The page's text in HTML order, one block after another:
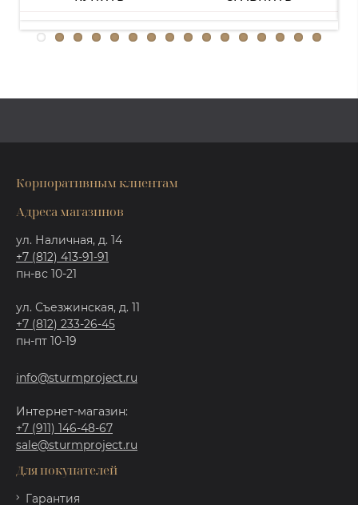
Корпоративным клиентам
Адреса магазинов
ул. Наличная, д. 14
+7 (812) 413-91-91
пн-вс 10-21
ул. Съезжинская, д. 11
+7 (812) 233-26-45
пн-пт 10-19
info@sturmproject.ru
Интернет-магазин:
+7 (911) 146-48-67
sale@sturmproject.ru
Для покупателей
Гарантия